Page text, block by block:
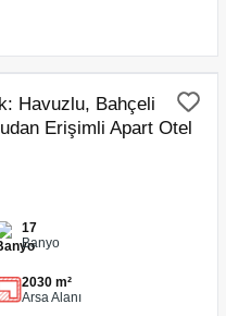
Havuzlu, Bahçeli
Erişimli Apart Otel
17
Banyo
2030 m²
Arsa Alanı